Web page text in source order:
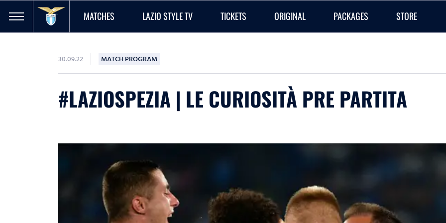
MATCHES LAZIO STYLE TV TICKETS ORIGINAL PACKAGES STORE
30.09.22 MATCH PROGRAM
#LAZIOSPEZIA | LE CURIOSITÀ PRE PARTITA